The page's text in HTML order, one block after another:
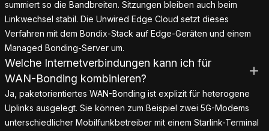
summiert so die Bandbreiten. Sitzungen bleiben auch beim
Linkwechsel stabil. Die Unwired Edge Cloud setzt dieses
Verfahren mit dem Bondix-Stack auf Edge-Geräten und einem
Managed Bonding-Server um.
Welche Internetverbindungen kann ich für
WAN-Bonding kombinieren?
Ja, paketorientiertes WAN-Bonding ist explizit für heterogene
Uplinks ausgelegt. Sie können zum Beispiel zwei 5G-Modems
unterschiedlicher Mobilfunkbetreiber mit einem Starlink-Terminal